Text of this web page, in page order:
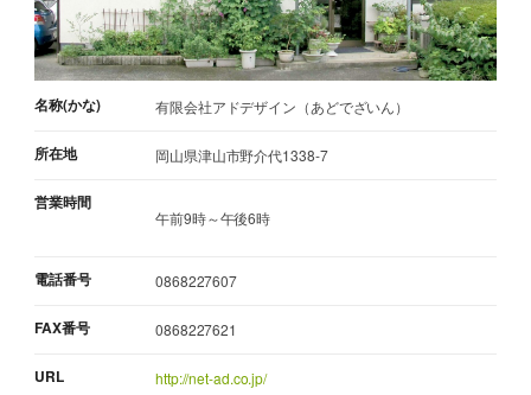
名称(かな) 有限会社アドデザイン（あどでざいん）
所在地 岡山県津山市野介代1338-7
営業時間
午前9時～午後6時
電話番号 0868227607
FAX番号 0868227621
URL http://net-ad.co.jp/